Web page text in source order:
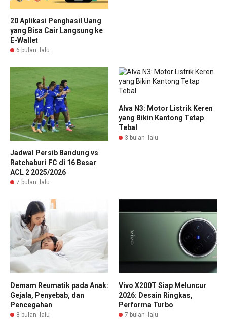
20 Aplikasi Penghasil Uang
yang Bisa Cair Langsung ke
E-Wallet
6 bulan lalu
Jadwal Persib Bandung vs
Ratchaburi FC di 16 Besar
ACL 2 2025/2026
7 bulan lalu
Alva N3: Motor Listrik Keren
yang Bikin Kantong Tetap
Tebal
3 bulan lalu
Demam Reumatik pada Anak:
Gejala, Penyebab, dan
Pencegahan
8 bulan lalu
Vivo X200T Siap Meluncur
2026: Desain Ringkas,
Performa Turbo
7 bulan lalu